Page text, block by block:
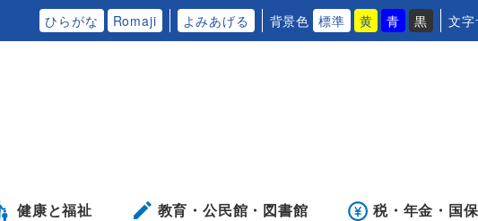
ひらがな Romaji よみあげる 背景色 標準 黄 青 黒 文字
健康と福祉 教育・公民館・ 図書館 税・年金・ 国保